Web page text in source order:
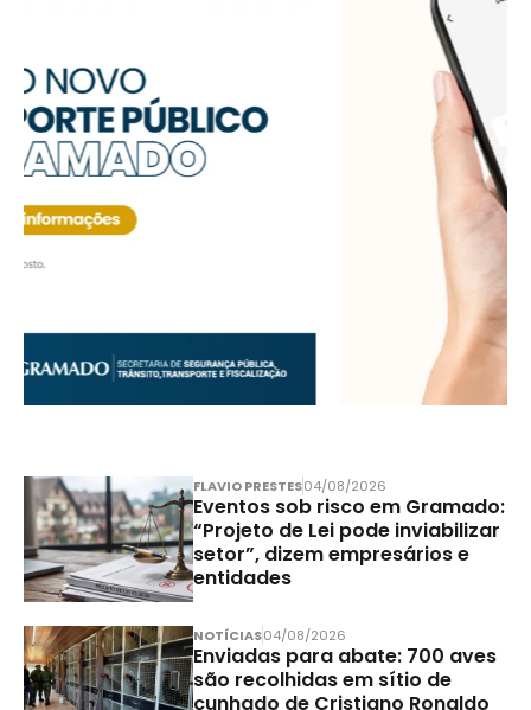
FLAVIO PRESTES04/08/2026
Eventos sob risco em Gramado:
“Projeto de Lei pode inviabilizar
setor”, dizem empresários e
entidades
NOTÍCIAS04/08/2026
Enviadas para abate: 700 aves
são recolhidas em sítio de
cunhado de Cristiano Ronaldo